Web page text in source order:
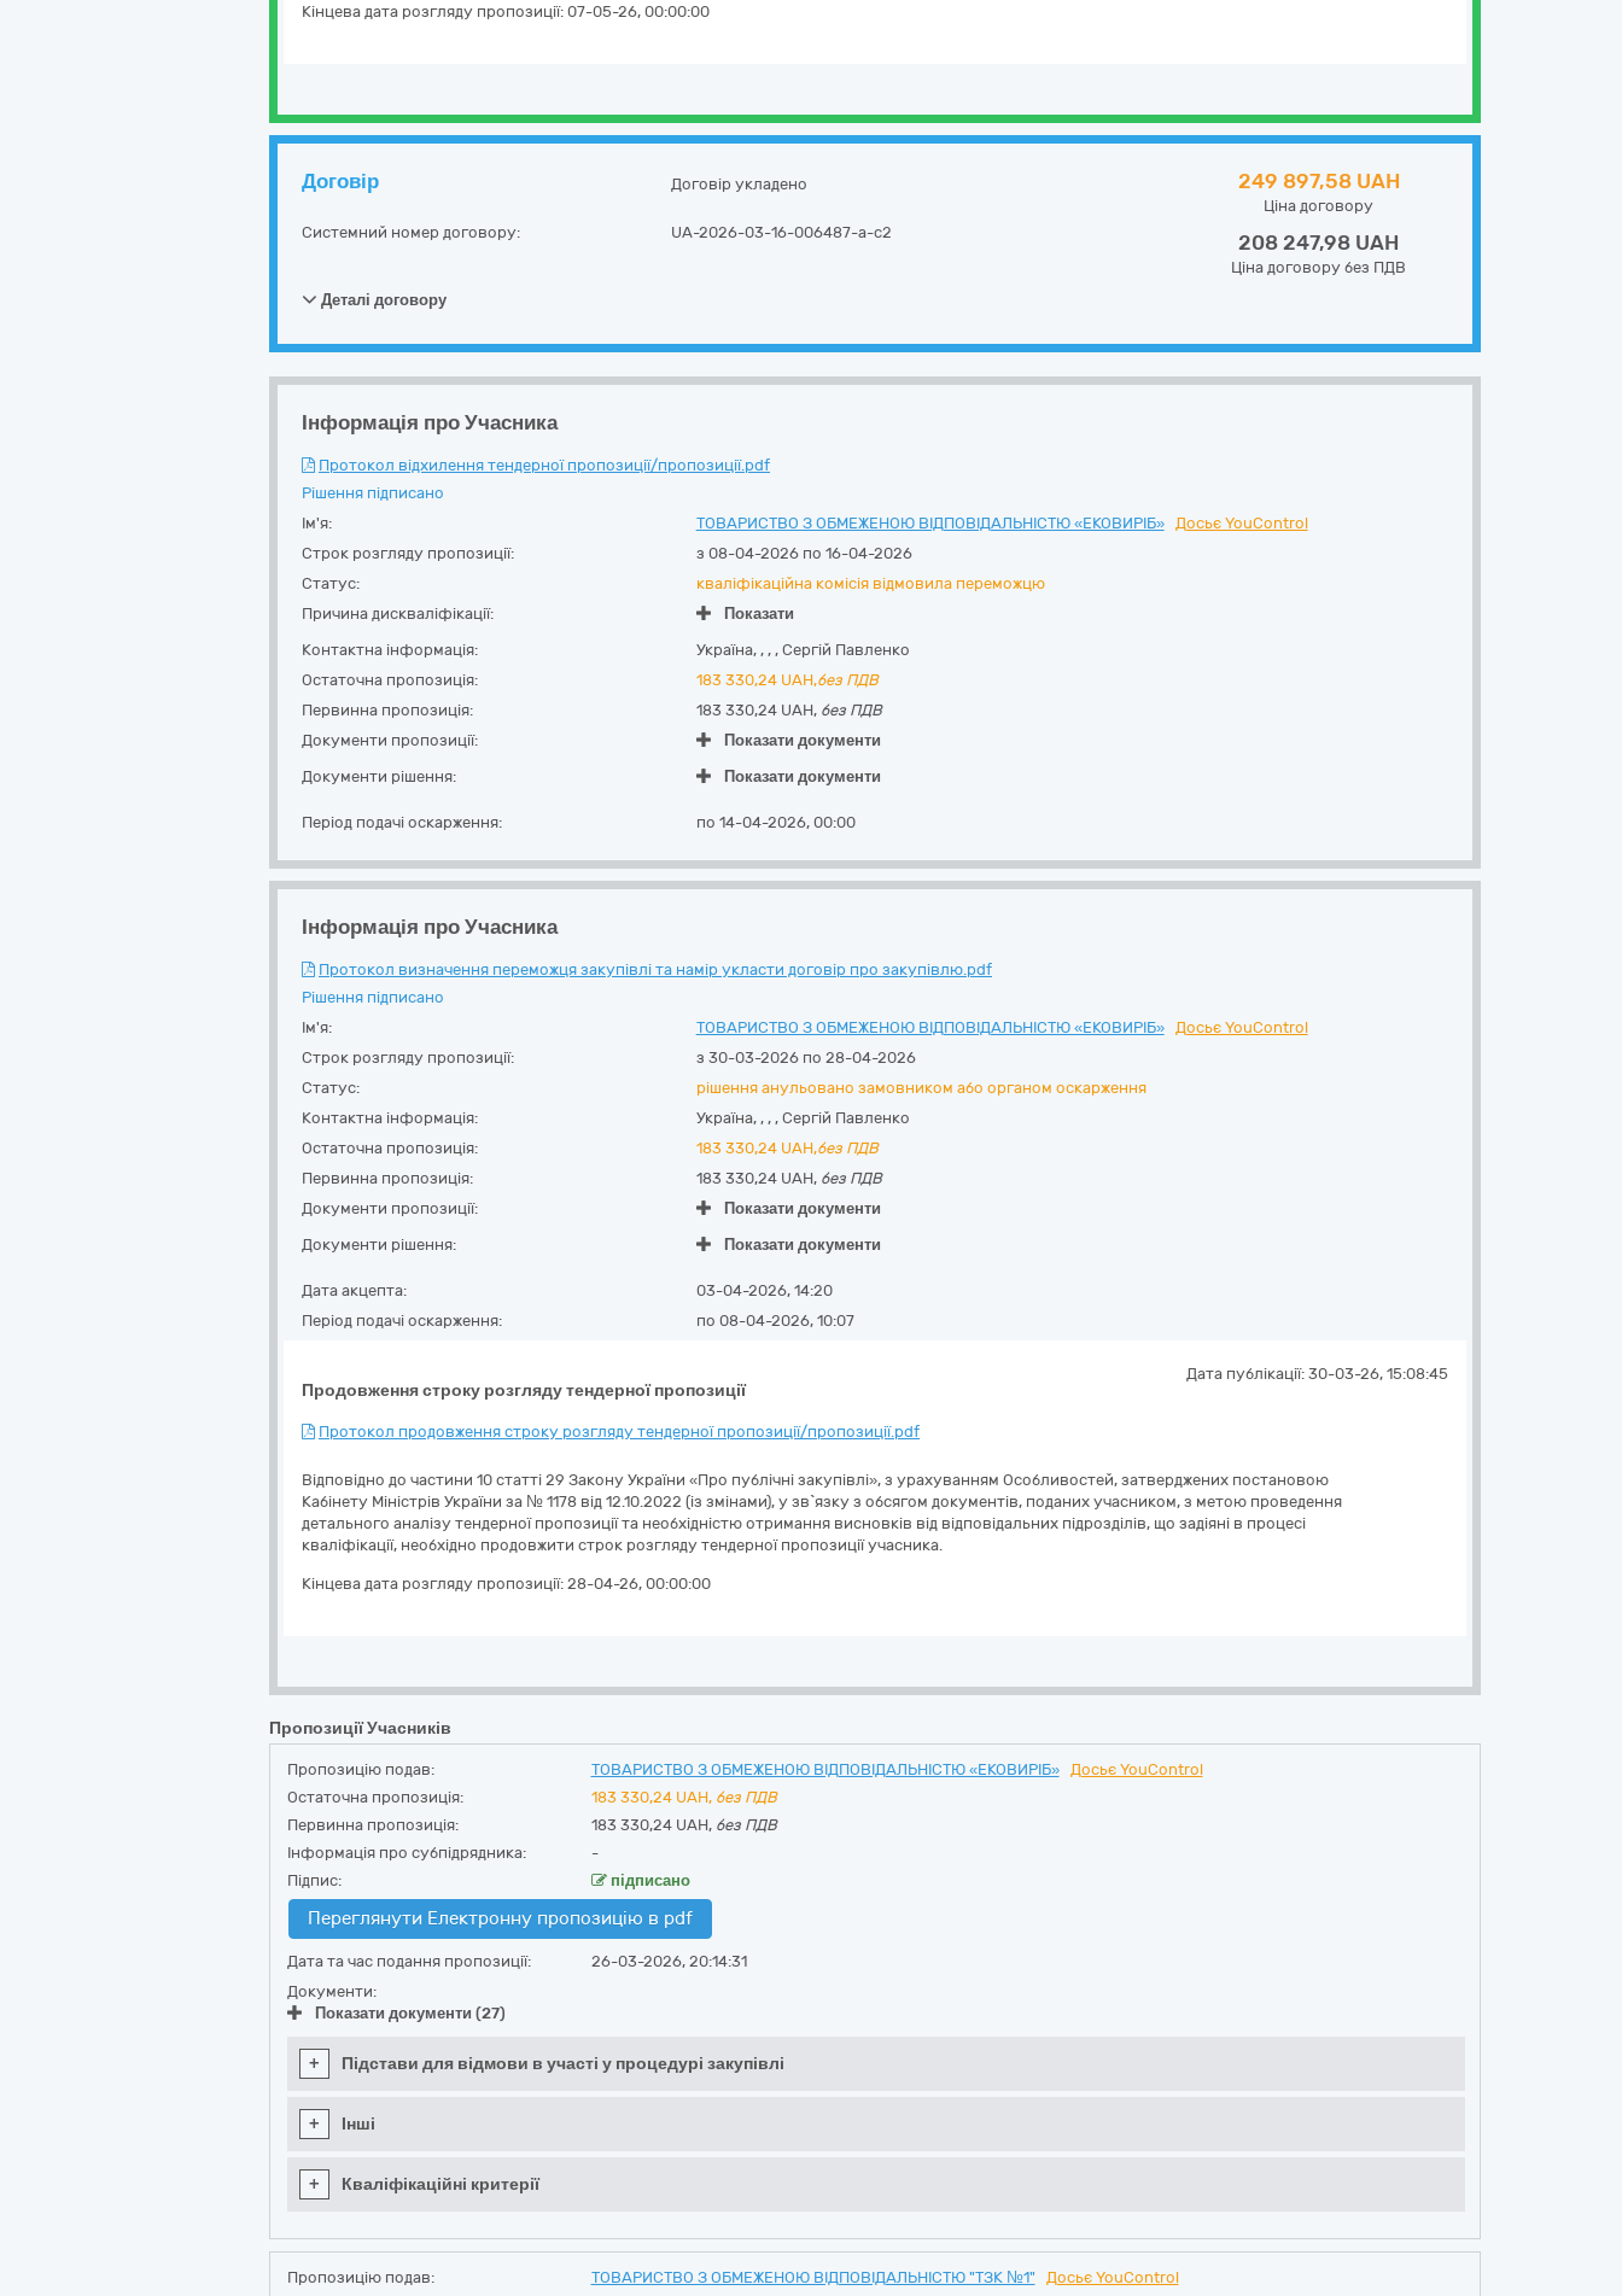
Кінцева дата розгляду пропозиції: 07-05-26, 00:00:00
Договір Договір укладено
Системний номер договору: UA-2026-03-16-006487-a-c2
249 897,58 UAH
Ціна договору
208 247,98 UAH
Ціна договору без ПДВ
Деталі договору
Інформація про Учасника
Протокол відхилення тендерної пропозиції/пропозиції.pdf
Рішення підписано
Ім'я:
ТОВАРИСТВО З ОБМЕЖЕНОЮ ВІДПОВІДАЛЬНІСТЮ «ЕКОВИРІБ»
Досьє YouControl
Строк розгляду пропозиції:
з 08-04-2026 по 16-04-2026
Статус:
кваліфікаційна комісія відмовила переможцю
Причина дискваліфікації:
Показати
Контактна інформація:
Україна, , , , Сергій Павленко
Остаточна пропозиція:
183 330,24 UAH,без ПДВ
Первинна пропозиція:
183 330,24 UAH, без ПДВ
Документи пропозиції:
Показати документи
Документи рішення:
Показати документи
Період подачі оскарження: по 14-04-2026, 00:00
Інформація про Учасника
Протокол визначення переможця закупівлі та намір укласти договір про закупівлю.pdf
Рішення підписано
Ім'я:
ТОВАРИСТВО З ОБМЕЖЕНОЮ ВІДПОВІДАЛЬНІСТЮ «ЕКОВИРІБ»
Досьє YouControl
Строк розгляду пропозиції:
з 30-03-2026 по 28-04-2026
Статус:
рішення анульовано замовником або органом оскарження
Контактна інформація:
Україна, , , , Сергій Павленко
Остаточна пропозиція:
183 330,24 UAH,без ПДВ
Первинна пропозиція:
183 330,24 UAH, без ПДВ
Документи пропозиції:
Показати документи
Документи рішення:
Показати документи
Дата акцепта:
03-04-2026, 14:20
Період подачі оскарження:
по 08-04-2026, 10:07
Продовження строку розгляду тендерної пропозиції
Дата публікації: 30-03-26, 15:08:45
Протокол продовження строку розгляду тендерної пропозиції/пропозиції.pdf
Відповідно до частини 10 статті 29 Закону України «Про публічні закупівлі», з урахуванням Особливостей, затверджених постановою
Кабінету Міністрів України за № 1178 від 12.10.2022 (із змінами), у зв`язку з обсягом документів, поданих учасником, з метою проведення
детального аналізу тендерної пропозиції та необхідністю отримання висновків від відповідальних підрозділів, що задіяні в процесі
кваліфікації, необхідно продовжити строк розгляду тендерної пропозиції учасника.
Кінцева дата розгляду пропозиції: 28-04-26, 00:00:00
Пропозиції Учасників
Пропозицію подав: ТОВАРИСТВО З ОБМЕЖЕНОЮ ВІДПОВІДАЛЬНІСТЮ «ЕКОВИРІБ»
Досьє YouControl
Остаточна пропозиція:
183 330,24 UAH, без ПДВ
Первинна пропозиція:
183 330,24 UAH, без ПДВ
Інформація про субпідрядника:
-
Підпис:
підписано
Переглянути Електронну пропозицію в pdf
Дата та час подання пропозиції:
26-03-2026, 20:14:31
Документи:
Показати документи (27)
+ Підстави для відмови в участі у процедурі закупівлі
+ Інші
+ Кваліфікаційні критерії
Пропозицію подав: ТОВАРИСТВО З ОБМЕЖЕНОЮ ВІДПОВІДАЛЬНІСТЮ "ТЗК №1" Досьє YouControl